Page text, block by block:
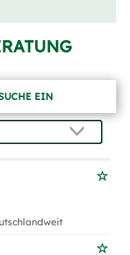
EIN